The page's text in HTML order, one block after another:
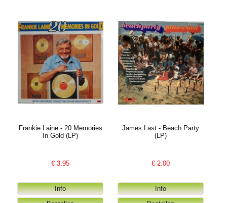
Frankie Laine - 20 Memories
In Gold (LP)
€3.95
James Last - Beach Party
(LP)
€ 2.00